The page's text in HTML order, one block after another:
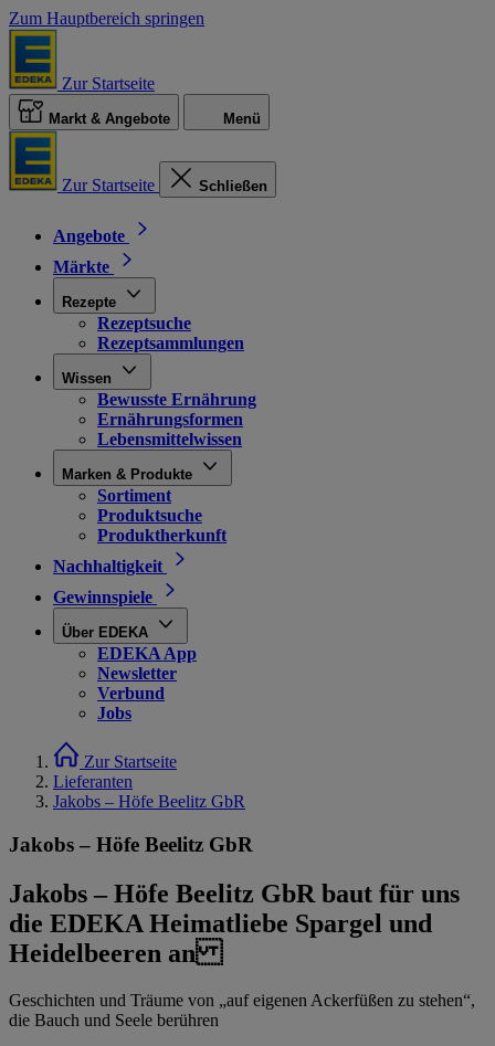
Zum Hauptbereich springen
Zur Startseite
Markt & Angebote Menü
Zur Startseite Schließen
Angebote
Märkte
Rezepte
Rezeptsuche
Rezeptsammlungen
Wissen
Bewusste Ernährung
Ernährungsformen
Lebensmittelwissen
Marken & Produkte
Sortiment
Produktsuche
Produktherkunft
Nachhaltigkeit
Gewinnspiele
Über EDEKA
EDEKA App
Newsletter
Verbund
Jobs
Zur Startseite
Lieferanten
Jakobs – Höfe Beelitz GbR
Jakobs – Höfe Beelitz GbR
Jakobs – Höfe Beelitz GbR baut für uns
die EDEKA Heimatliebe Spargel und
Heidelbeeren an
Geschichten und Träume von „auf eigenen Ackerfüßen zu stehen“,
die Bauch und Seele berühren